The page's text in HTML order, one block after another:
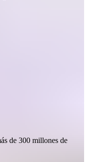
de 300 millones de